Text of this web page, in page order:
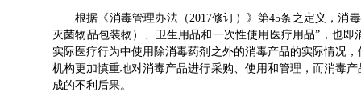
根据《消毒管理办法（2017修订）》第45条之定义，消
灭菌物品包装物）、卫生用品和一次性使用医疗用品”，也
实际医疗行为中使用除消毒药剂之外的消毒产品的实际情况
机构更加慎重地对消毒产品进行采购、使用和管理，而消毒
成的不利后果。